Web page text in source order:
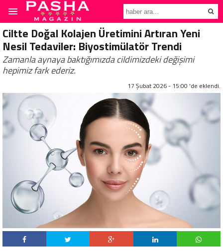
Ciltte Doğal Kolajen Üretimini Artıran Yeni
Nesil Tedaviler: Biyostimülatör Trendi
Zamanla aynaya baktığımızda cildimizdeki değişimi
hepimiz fark ederiz.
17 Şubat 2026 - 15:00 'de eklendi.